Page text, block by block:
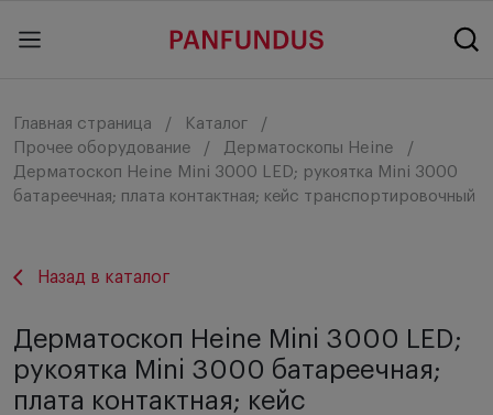
Главная страница
Каталог
Прочее оборудование
Дерматоскопы Heine
Дерматоскоп Heine Mini 3000 LED; рукоятка Mini 3000
батареечная; плата контактная; кейс транспортировочный
Назад в каталог
Дерматоскоп Heine Mini 3000 LED;
рукоятка Mini 3000 батареечная;
плата контактная; кейс